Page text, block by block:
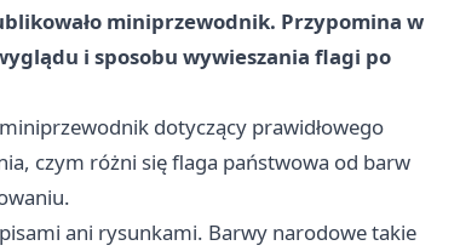
miniprzewodnik. Przypomina w
i sposobu wywieszania flagi po
dotyczący prawidłowego
czym różni się flaga państwowa od barw
ani rysunkami. Barwy narodowe takie